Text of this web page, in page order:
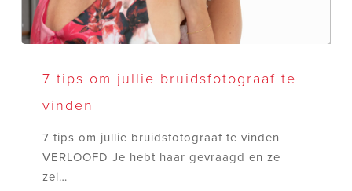
jullie
bruidsfotograaf
vinden
7 tips om jullie bruidsfotograaf te
vinden
7 tips om jullie bruidsfotograaf te vinden
VERLOOFD Je hebt haar gevraagd en ze
zei…